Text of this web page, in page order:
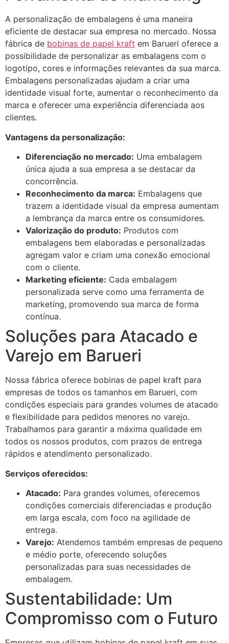
A personalização de embalagens é uma maneira
eficiente de destacar sua empresa no mercado. Nossa
fábrica de bobinas de papel kraft em Barueri oferece a
possibilidade de personalizar as embalagens com o
logotipo, cores e informações relevantes da sua marca.
Embalagens personalizadas ajudam a criar uma
identidade visual forte, aumentar o reconhecimento da
marca e oferecer uma experiência diferenciada aos
clientes.
Vantagens da personalização:
Diferenciação no mercado: Uma embalagem
única ajuda a sua empresa a se destacar da
concorrência.
Reconhecimento da marca: Embalagens que
trazem a identidade visual da empresa aumentam
a lembrança da marca entre os consumidores.
Valorização do produto: Produtos com
embalagens bem elaboradas e personalizadas
agregam valor e criam uma conexão emocional
com o cliente.
Marketing eficiente: Cada embalagem
personalizada serve como uma ferramenta de
marketing, promovendo sua marca de forma
contínua.
Soluções para Atacado e
Varejo em Barueri
Nossa fábrica oferece bobinas de papel kraft para
empresas de todos os tamanhos em Barueri, com
condições especiais para grandes volumes de atacado
e flexibilidade para pedidos menores no varejo.
Trabalhamos para garantir a máxima qualidade em
todos os nossos produtos, com prazos de entrega
rápidos e atendimento personalizado.
Serviços oferecidos:
Atacado: Para grandes volumes, oferecemos
condições comerciais diferenciadas e produção
em larga escala, com foco na agilidade de
entrega.
Varejo: Atendemos também empresas de pequeno
e médio porte, oferecendo soluções
personalizadas para suas necessidades de
embalagem.
Sustentabilidade: Um
Compromisso com o Futuro